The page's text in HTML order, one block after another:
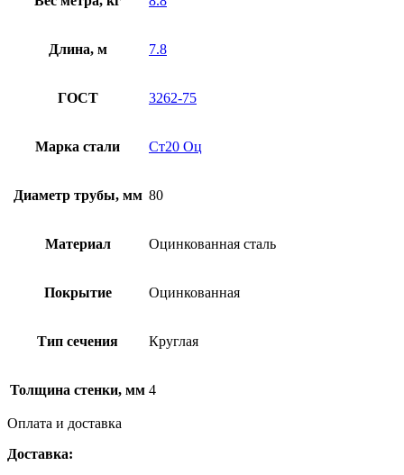
Длина, м 7.8
ГОСТ 3262-75
Марка стали Ст20 Оц
Диаметр трубы, мм 80
Материал Оцинкованная сталь
Покрытие Оцинкованная
Тип сечения Круглая
Толщина стенки, мм 4
Оплата и доставка
Доставка: